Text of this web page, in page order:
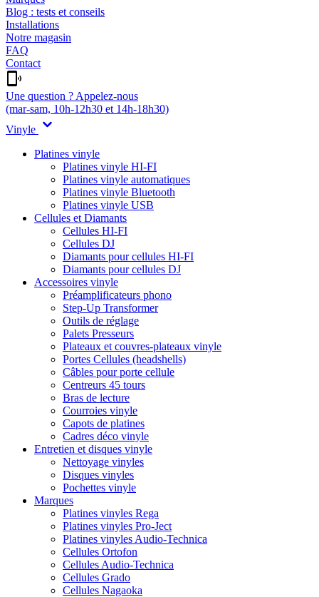
Blog : tests et conseils
Installations
Notre magasin
FAQ
Contact
Une question ? Appelez-nous
(mar-sam, 10h-12h30 et 14h-18h30)
Vinyle
Platines vinyle
Platines vinyle HI-FI
Platines vinyle automatiques
Platines vinyle Bluetooth
Platines vinyle USB
Cellules et Diamants
Cellules HI-FI
Cellules DJ
Diamants pour cellules HI-FI
Diamants pour cellules DJ
Accessoires vinyle
Préamplificateurs phono
Step-Up Transformer
Outils de réglage
Palets Presseurs
Plateaux et couvres-plateaux vinyle
Portes Cellules (headshells)
Câbles pour porte cellule
Centreurs 45 tours
Bras de lecture
Courroies vinyle
Capots de platines
Cadres déco vinyle
Entretien et disques vinyle
Nettoyage vinyles
Disques vinyles
Pochettes vinyle
Marques
Platines vinyles Rega
Platines vinyles Pro-Ject
Platines vinyles Audio-Technica
Cellules Ortofon
Cellules Audio-Technica
Cellules Grado
Cellules Nagaoka